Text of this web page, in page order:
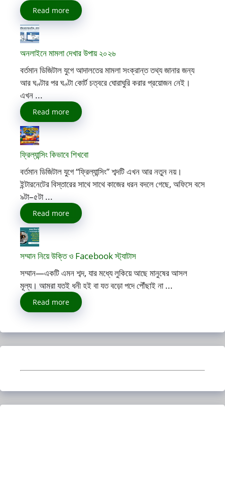
Read more
অনলাইনে মামলা দেখার উপায় ২০২৬
বর্তমান ডিজিটাল যুগে আদালতের মামলা সংক্রান্ত তথ্য জানার জন্য
আর ঘণ্টার পর ঘণ্টা কোর্ট চত্বরে ঘোরাঘুরি করার প্রয়োজন নেই।
এখন ...
Read more
ফ্রিল্যান্সিং কিভাবে শিখবো
বর্তমান ডিজিটাল যুগে “ফ্রিল্যান্সিং” শব্দটি এখন আর নতুন নয়।
ইন্টারনেটের বিস্তারের সাথে সাথে কাজের ধরন বদলে গেছে, অফিসে বসে
৯টা–৫টা ...
Read more
সম্মান নিয়ে উক্তি ও Facebook স্ট্যাটাস
সম্মান—একটি এমন শব্দ, যার মধ্যে লুকিয়ে আছে মানুষের আসল
মূল্য। আমরা যতই ধনী হই বা যত বড়ো পদে পৌঁছাই না ...
Read more